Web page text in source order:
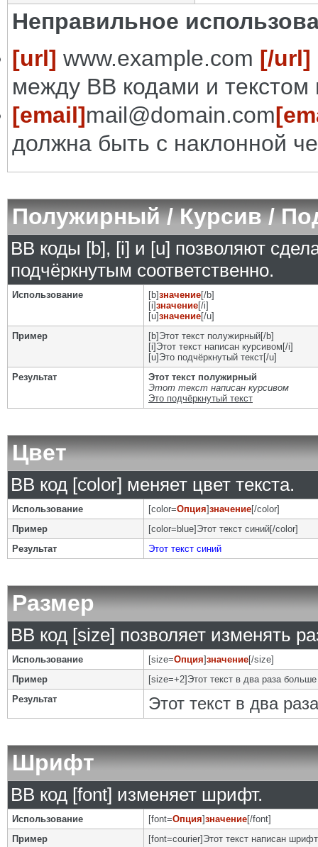
Неправильное
[url] www.example.com [/url]
между BB кодами и текстом
[email]mail@domain.com
должна быть с наклонной
Полужирный / Курсив /
BB коды [b], [i] и [u] позволяют
подчёркнутым соответственно.
Использование [b]значение[/b]
[i]значение[/i]
[u]значение[/u]
Пример
[b]Этот текст полужирный[/b]
[i]Этот текст написан курсивом[/i]
[u]Это подчёркнутый текст[/u]
Результат
Этот текст полужирный
Этот текст написан курсивом
Это подчёркнутый текст
Цвет
BB код [color] меняет цвет текста.
Использование [color=Опция]значение[/color]
Пример
[color=blue]Этот текст синий[/color]
Результат
Этот текст синий
Размер
BB код [size] позволяет изменять
Использование [size=Опция]значение[/size]
Пример
[size=+2]Этот текст в два раза
Результат
Этот текст в два
Шрифт
BB код [font] изменяет шрифт.
Использование [font=Опция]значение[/font]
Пример
[font=courier]Этот текст написан